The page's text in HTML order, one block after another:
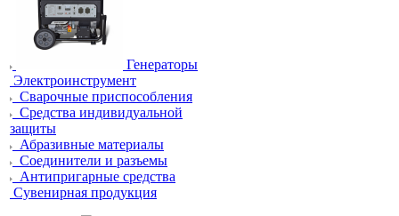
Генераторы
Электроинструмент
Сварочные приспособления
Средства индивидуальной
защиты
Абразивные материалы
Соединители и разъемы
Антипригарные средства
Сувенирная продукция